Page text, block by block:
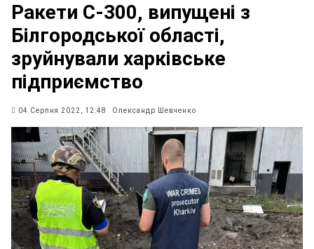
Ракети С-300, випущені з
Білгородської області,
зруйнували харківське
підприємство
04 Серпня 2022, 12:48 Олександр Шевченко